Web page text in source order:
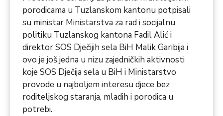
porodicama u Tuzlanskom kantonu potpisali
su ministar Ministarstva za rad i socijalnu
politiku Tuzlanskog kantona Fadil Alić i
direktor SOS Dječijih sela BiH Malik Garibija i
ovo je još jedna u nizu zajedničkih aktivnosti
koje SOS Dječija sela u BiH i Ministarstvo
provode u najboljem interesu djece bez
roditeljskog staranja, mladih i porodica u
potrebi.